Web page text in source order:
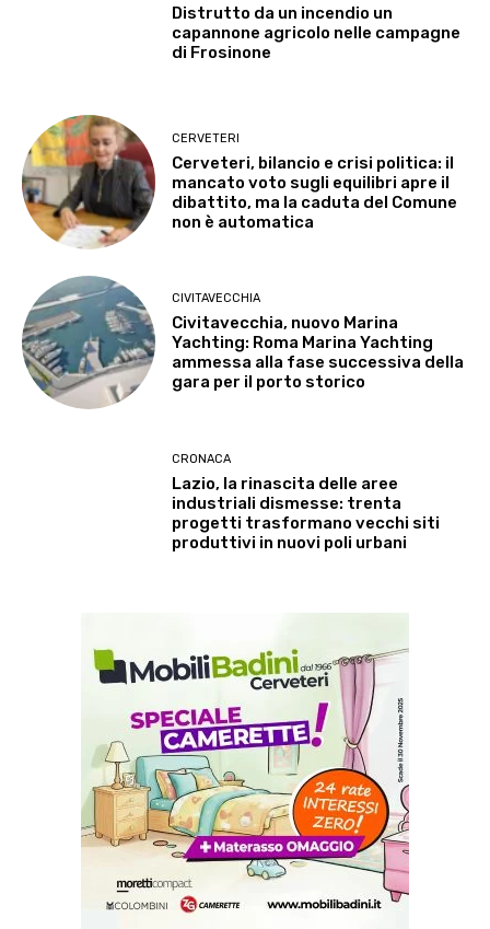
Distrutto da un incendio un
capannone agricolo nelle campagne
di Frosinone
CERVETERI
Cerveteri, bilancio e crisi politica: il
mancato voto sugli equilibri apre il
dibattito, ma la caduta del Comune
non è automatica
CIVITAVECCHIA
Civitavecchia, nuovo Marina
Yachting: Roma Marina Yachting
ammessa alla fase successiva della
gara per il porto storico
CRONACA
Lazio, la rinascita delle aree
industriali dismesse: trenta
progetti trasformano vecchi siti
produttivi in nuovi poli urbani